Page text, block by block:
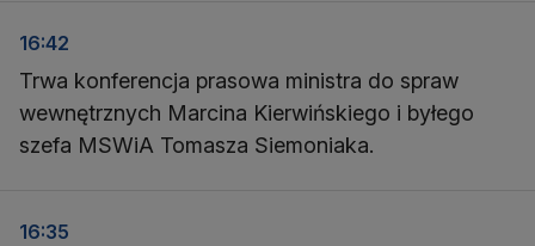
16:42
Trwa konferencja prasowa ministra do spraw
wewnętrznych Marcina Kierwińskiego i byłego
szefa MSWiA Tomasza Siemoniaka.
16:35